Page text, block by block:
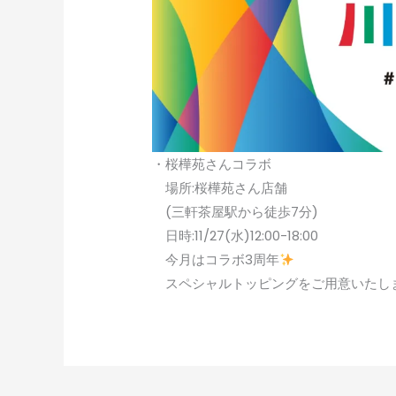
・桜樺苑さんコラボ
場所:桜樺苑さん店舗
(三軒茶屋駅から徒歩7分)
日時:11/27(水)12:00-18:00
今月はコラボ3周年
スペシャルトッピングをご用意いたし